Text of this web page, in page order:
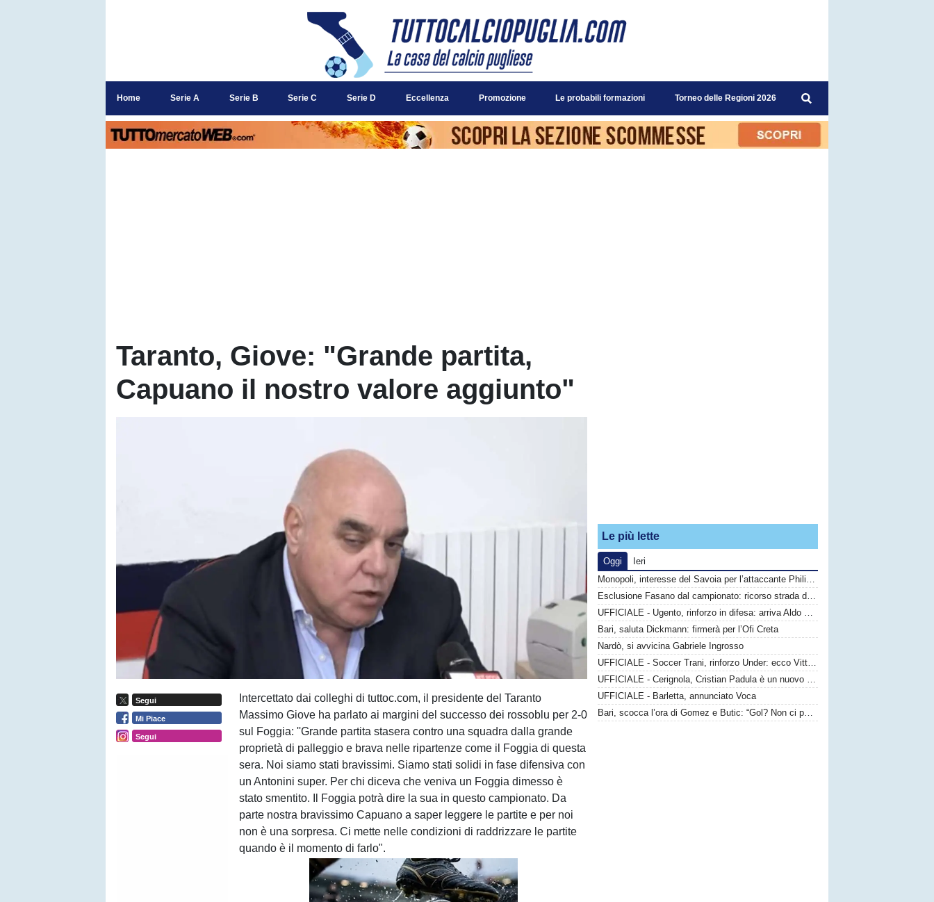
Home Serie A Serie B Serie C Serie D Eccellenza Promozione Le probabili formazioni Torneo delle Regioni 2026
Taranto, Giove: "Grande partita,
Capuano il nostro valore aggiunto"
Segui
Mi Piace
Segui
Intercettato dai colleghi di tuttoc.com, il presidente del Taranto
Massimo Giove ha parlato ai margini del successo dei rossoblu per 2-0
sul Foggia: ''Grande partita stasera contro una squadra dalla grande
proprietà di palleggio e brava nelle ripartenze come il Foggia di questa
sera. Noi siamo stati bravissimi. Siamo stati solidi in fase difensiva con
un Antonini super. Per chi diceva che veniva un Foggia dimesso è
stato smentito. Il Foggia potrà dire la sua in questo campionato. Da
parte nostra bravissimo Capuano a saper leggere le partite e per noi
non è una sorpresa. Ci mette nelle condizioni di raddrizzare le partite
quando è il momento di farlo".
Le più lette
Oggi
Ieri
Monopoli, interesse del Savoia per l’attaccante Philip Yeboah
Esclusione Fasano dal campionato: ricorso strada difficile, calciatori in fuga
UFFICIALE - Ugento, rinforzo in difesa: arriva Aldo Graziano
Bari, saluta Dickmann: firmerà per l’Ofi Creta
Nardò, si avvicina Gabriele Ingrosso
UFFICIALE - Soccer Trani, rinforzo Under: ecco Vittorio Sansaro
UFFICIALE - Cerignola, Cristian Padula è un nuovo attaccante gialloblù
UFFICIALE - Barletta, annunciato Voca
Bari, scocca l’ora di Gomez e Butic: “Gol? Non ci poniamo limiti”